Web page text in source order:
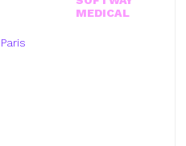
MEDICAL
Paris